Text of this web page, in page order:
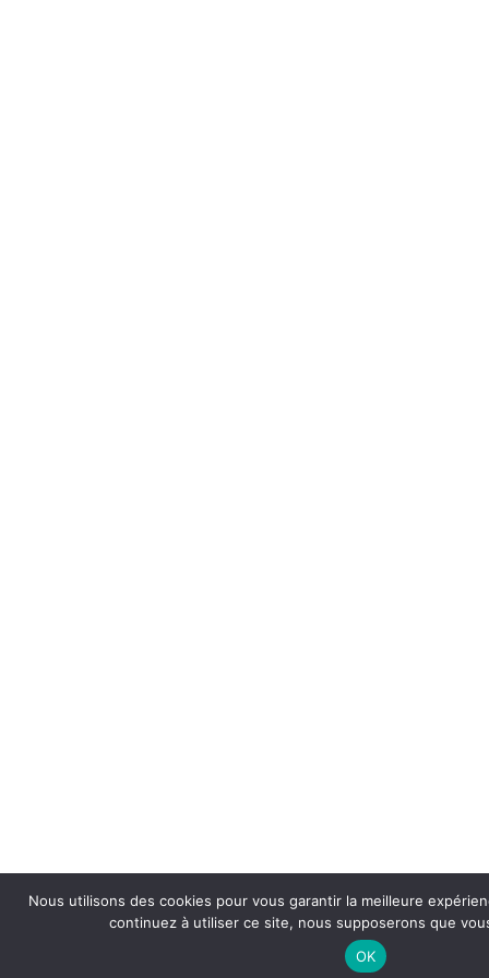
Nous utilisons des cookies pour vous garantir la meilleure
continuez à utiliser ce site, nous supposerons que
OK